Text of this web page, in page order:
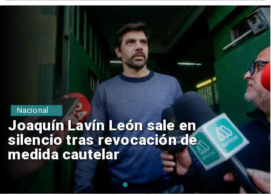
Chile y Venezuela formalizan
reinicio de relaciones
consulares
Nacional